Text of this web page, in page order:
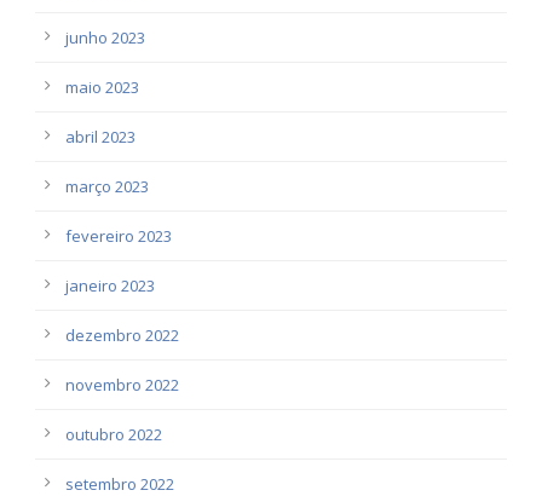
junho 2023
maio 2023
abril 2023
março 2023
fevereiro 2023
janeiro 2023
dezembro 2022
novembro 2022
outubro 2022
setembro 2022